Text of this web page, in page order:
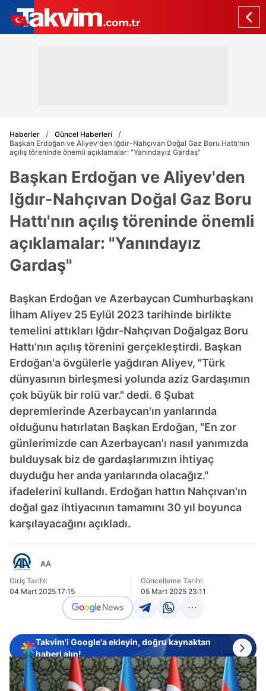
Haberler
Güncel Haberleri
Başkan Erdoğan ve Aliyev'den Iğdır-Nahçıvan Doğal Gaz Boru Hattı'nın
açılış töreninde önemli açıklamalar: "Yanındayız Gardaş"
Başkan Erdoğan ve Aliyev'den
Iğdır-Nahçıvan Doğal Gaz Boru
Hattı'nın açılış töreninde önemli
açıklamalar: "Yanındayız
Gardaş"
Başkan Erdoğan ve Azerbaycan Cumhurbaşkanı
İlham Aliyev 25 Eylül 2023 tarihinde birlikte
temelini attıkları Iğdır-Nahçıvan Doğalgaz Boru
Hattı’nın açılış törenini gerçekleştirdi. Başkan
Erdoğan'a övgülerle yağdıran Aliyev, "Türk
dünyasının birleşmesi yolunda aziz Gardaşımın
çok büyük bir rolü var." dedi. 6 Şubat
depremlerinde Azerbaycan'ın yanlarında
olduğunu hatırlatan Başkan Erdoğan, "En zor
günlerimizde can Azerbaycan'ı nasıl yanımızda
bulduysak biz de gardaşlarımızın ihtiyaç
duyduğu her anda yanlarında olacağız."
ifadelerini kullandı. Erdoğan hattın Nahçıvan'ın
doğal gaz ihtiyacının tamamını 30 yıl boyunca
karşılayacağını açıkladı.
AA
Giriş Tarihi:
04 Mart 2025 17:15
Güncelleme Tarihi:
05 Mart 2025 23:11
Takvim'i Google'a ekleyin, doğru kaynaktan
haberi alın!